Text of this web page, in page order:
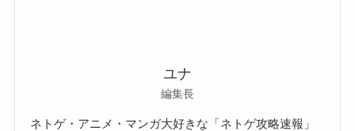
ユナ
編集長
ネトゲ・アニメ・マンガ大好きな「ネトゲ攻略速報」